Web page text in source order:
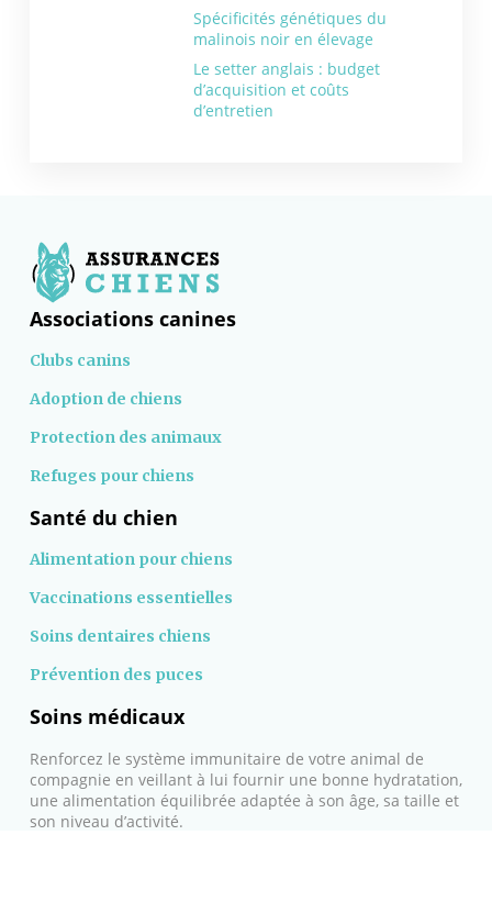
Spécificités génétiques du
malinois noir en élevage
Le setter anglais : budget
d’acquisition et coûts
d’entretien
Associations canines
Clubs canins
Adoption de chiens
Protection des animaux
Refuges pour chiens
Santé du chien
Alimentation pour chiens
Vaccinations essentielles
Soins dentaires chiens
Prévention des puces
Soins médicaux
Renforcez le système immunitaire de votre animal de
compagnie en veillant à lui fournir une bonne hydratation,
une alimentation équilibrée adaptée à son âge, sa taille et
son niveau d’activité.